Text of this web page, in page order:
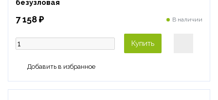
безузловая
7 158 ₽ В наличии
Купить